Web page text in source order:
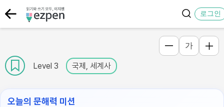
로그인
Level 3 국제, 세계사
가
오늘의 문해력 미션